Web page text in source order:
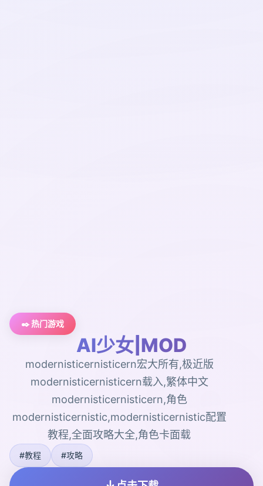
✒️ 热门游戏
AI少女|MOD
modernisticernisticern宏大所有,极近版
modernisticernisticern载入,繁体中文
modernisticernisticern,角色
modernisticernistic,modernisticernistic配置
教程,全面攻略大全,角色卡面载
#教程 #攻略